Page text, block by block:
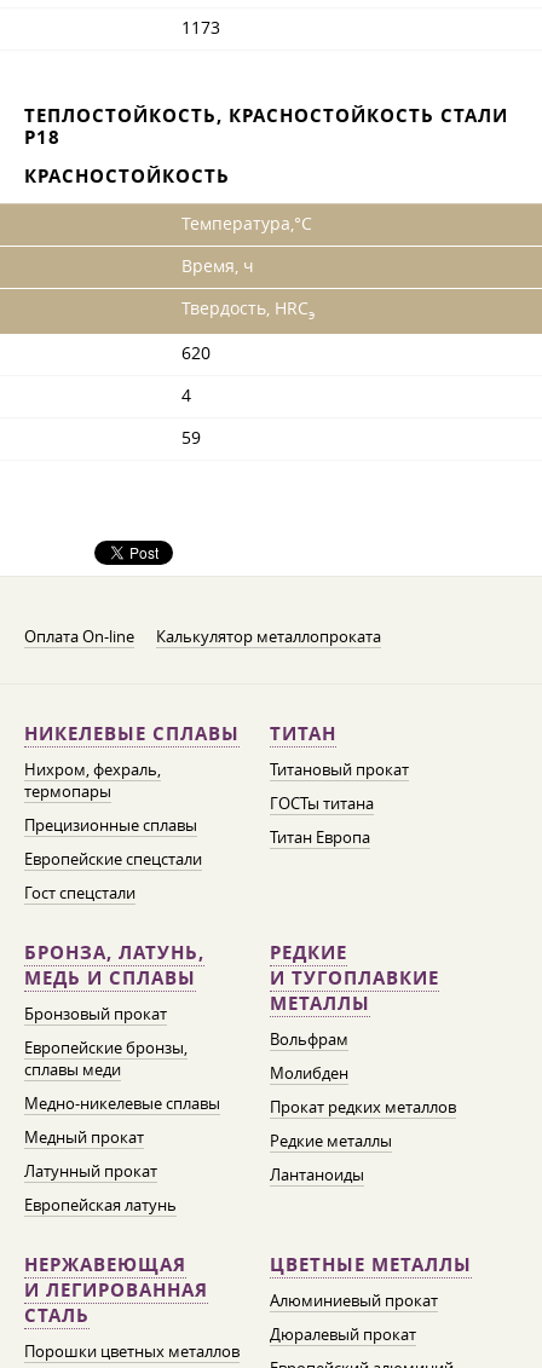
1173
ТЕПЛОСТОЙКОСТЬ, КРАСНОСТОЙКОСТЬ СТАЛИ
Р18
КРАСНОСТОЙКОСТЬ
Температура,°С
Время, ч
Твердость, HRCэ
620
4
59
Оплата On-line Калькулятор металлопроката
НИКЕЛЕВЫЕ СПЛАВЫ
Нихром, фехраль,
термопары
Прецизионные сплавы
Европейские спецстали
Гост спецстали
ТИТАН
Титановый прокат
ГОСТы титана
Титан Европа
БРОНЗА, ЛАТУНЬ,
МЕДЬ И СПЛАВЫ
Бронзовый прокат
Европейские бронзы,
сплавы меди
Медно-никелевые сплавы
Медный прокат
Латунный прокат
Европейская латунь
РЕДКИЕ
И ТУГОПЛАВКИЕ
МЕТАЛЛЫ
Вольфрам
Молибден
Прокат редких металлов
Редкие металлы
Лантаноиды
НЕРЖАВЕЮЩАЯ
И ЛЕГИРОВАННАЯ
СТАЛЬ
Порошки цветных металлов
ЦВЕТНЫЕ МЕТАЛЛЫ
Алюминиевый прокат
Дюралевый прокат